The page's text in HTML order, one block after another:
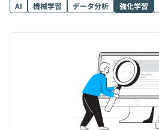
AI
機械学習 データ分析 強化学習